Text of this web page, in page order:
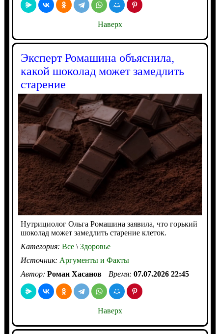
Наверх
Эксперт Ромашина объяснила,
какой шоколад может замедлить
старение
Нутрициолог Ольга Ромашина заявила, что горький
шоколад может замедлить старение клеток.
Категория: Все\Здоровье
Источник: Аргументы и Факты
Автор: Роман Хасанов Время: 07.07.2026 22:45
Наверх